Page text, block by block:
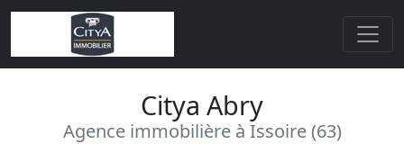
Citya Abry
Agence immobilière à Issoire (63)